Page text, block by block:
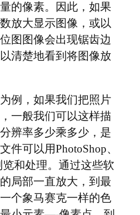
的像素。因此，如果
放大显示图像，或以
图图像会出现锯齿边
清楚地看到将图像放
例，如果我们把照片
一般我们可以这样描
辨率多少乘多少，是
件可以用PhotoShop、
览和处理。通过这些软
局部一直放大，到最
个象马赛克一样的色